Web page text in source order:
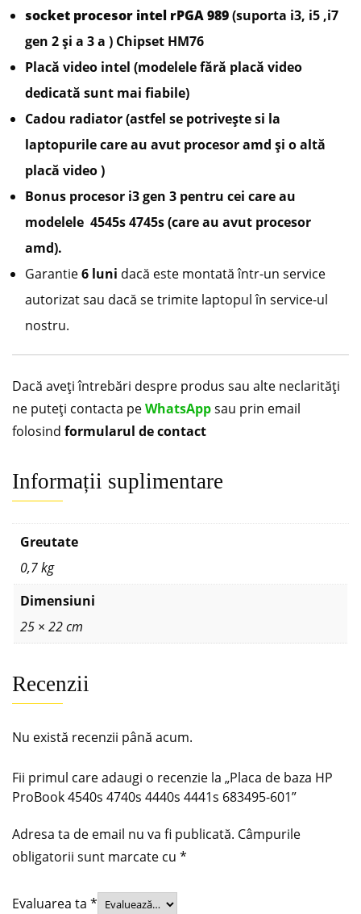
socket procesor intel rPGA 989(suporta i3, i5 ,i7
gen 2 și a 3 a ) Chipset HM76
Placă video intel (modelele fără placă video
dedicată sunt mai fiabile)
Cadou radiator (astfel se potrivește si la
laptopurile care au avut procesor amd și o altă
placă video )
Bonus procesor i3 gen 3 pentru cei care au
modelele 4545s 4745s (care au avut procesor
amd).
Garantie6 luni dacă este montată într-un service
autorizat sau dacă se trimite laptopul în service-ul
nostru.
Dacă aveți întrebări despre produs sau alte neclarități
ne puteți contacta peWhatsAppsau prin email
folosind formularul de contact
Informații suplimentare
Greutate
0,7 kg
Dimensiuni
25 × 22 cm
Recenzii
Nu există recenzii până acum.
Fii primul care adaugi o recenzie la „Placa de baza HP
ProBook 4540s 4740s 4440s 4441s 683495-601”
Adresa ta de email nu va fi publicată. Câmpurile
obligatorii sunt marcate cu *
Evaluarea ta *